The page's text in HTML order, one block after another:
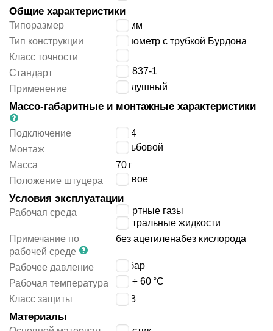
Общие характеристики
Типоразмер
50 мм
Тип конструкции
манометр с трубкой Бурдона
Класс точности
Стандарт
EN 837-1
Применение
воздушный
Массо-габаритные и монтажные характеристики
Подключение
G1/4
Монтаж
резьбовой
Масса
70 г
Положение штуцера
осевое
Условия эксплуатации
Рабочая среда
инертные газы
нейтральные жидкости
Примечание по
рабочей среде
без ацетиленабез кислорода
Рабочее давление
бар
Рабочая температура
-20 ÷ 60 °C
Класс защиты
IP43
Материалы